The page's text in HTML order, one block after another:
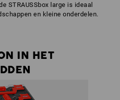
STRAUSSbox large is ideaal
en kleine onderdelen.
IN HET